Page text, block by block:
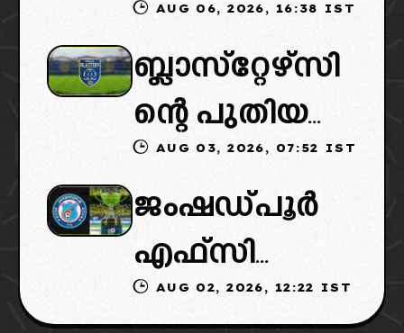
ഉടമകളെത്താ
ൻ വൈകും,
കോടതിയുടെ
നീക്കവും
നിർണായകം
ഐഎസ്എല്ലി
ൽ പുതിയ
ടീമിനെ
ഉൾപ്പെടുത്താ
ൻ
എഐഎഫ്എ
ഫ്: വരുന്നത്
AUG 06, 2026, 16:38 IST
ബ്ലാസ്‌റ്റേഴ്‌സി
ന്റെ പുതിയ
ഉടമകളിൽ
മലബാറിൽ
നിന്നുള്ള
ബിസിനസ്
AUG 03, 2026, 07:52 IST
ജംഷഡ്പൂർ
എഫ്സി
മടങ്ങിവരും!:
AUG 02, 2026, 12:22 IST